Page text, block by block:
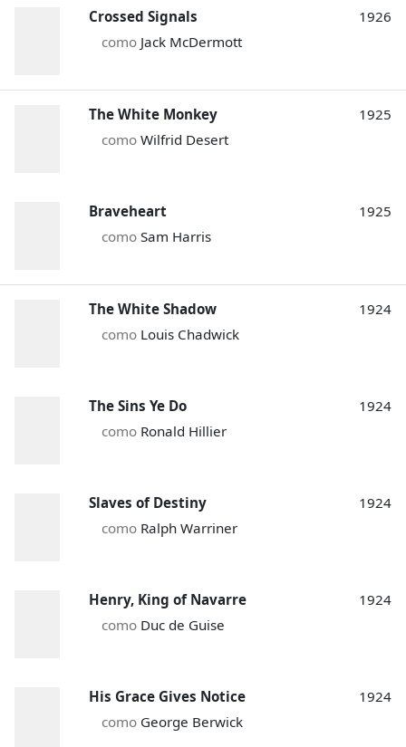
Crossed Signals
como Jack McDermott
1926
The White Monkey
como Wilfrid Desert
1925
Braveheart
como Sam Harris
1925
The White Shadow
como Louis Chadwick
1924
The Sins Ye Do
como Ronald Hillier
1924
Slaves of Destiny
como Ralph Warriner
1924
Henry, King of Navarre
como Duc de Guise
1924
His Grace Gives Notice
como George Berwick
1924